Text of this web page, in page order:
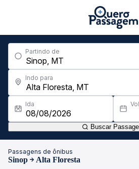
Partindo de
Indo para
Ida
Buscar
Passagens de ônibus
Sinop Alta Floresta